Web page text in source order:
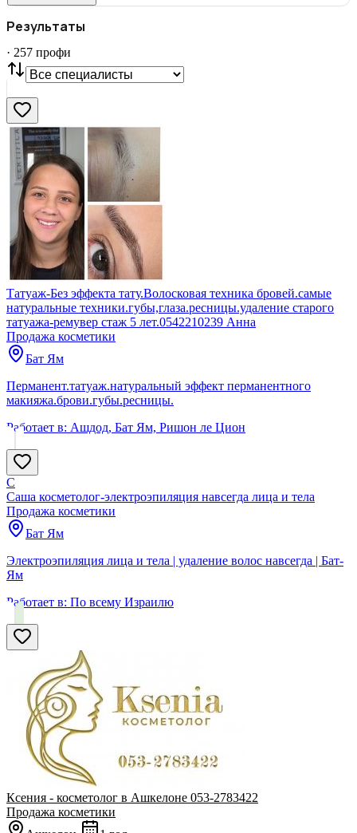
Все
СТАТУС
VIP С фото
Нашли
Сбросить
Результаты
· 257 профи
Татуаж-Без эффекта тату.Волосковая техника бровей.самые
натуральные техники.губы,глаза.ресницы.удаление старого
татуажа-ремувер стаж 5 лет.0542210239 Анна
Продажа косметики
Бат Ям
Перманент.татуаж.натуральный эффект перманентного
макияжа.брови.губы.ресницы.
Работает в: Ашдод, Бат Ям, Ришон ле Цион
С
Саша косметолог-электроэпиляция навсегда лица и тела
Продажа косметики
Бат Ям
Электроэпиляция лица и тела | удаление волос навсегда | Бат-
Ям
Работает в: По всему Израилю
Ксения - косметолог в Ашкелоне 053-2783422
Продажа косметики